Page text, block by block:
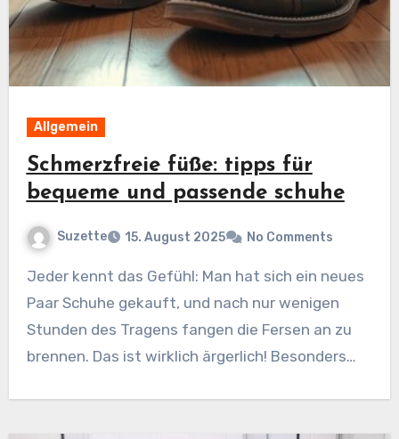
Allgemein
Schmerzfreie füße: tipps für
bequeme und passende schuhe
Suzette 15. August 2025 No Comments
Jeder kennt das Gefühl: Man hat sich ein neues
Paar Schuhe gekauft, und nach nur wenigen
Stunden des Tragens fangen die Fersen an zu
brennen. Das ist wirklich ärgerlich! Besonders…